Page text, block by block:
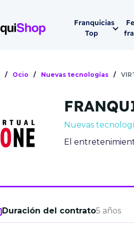
Franquicias
Top
Hostelería
Estética y
IFEMA -
España)
Lleva tu
/ Ocio / Nuevas tecnologías /
Nuevas
El
Duración del contrato5 años